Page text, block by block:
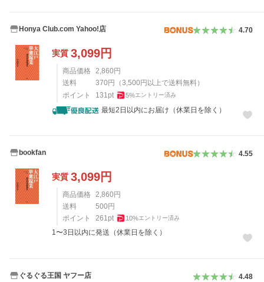
Honya Club.com Yahoo!店 4.70
実質 3,099円
商品価格 2,860 円
送料
370 円 （3,500 円以上で送料無料）
ポイント
131pt 5%エントリー済み
最短2日以内にお届け（休業日を除く）
bookfan 4.55
実質 3,099円
商品価格 2,860 円
送料
500 円
ポイント
261pt 10%エントリー済み
1〜3日以内に発送（休業日を除く）
ぐるぐる王国 ヤフー店 4.48